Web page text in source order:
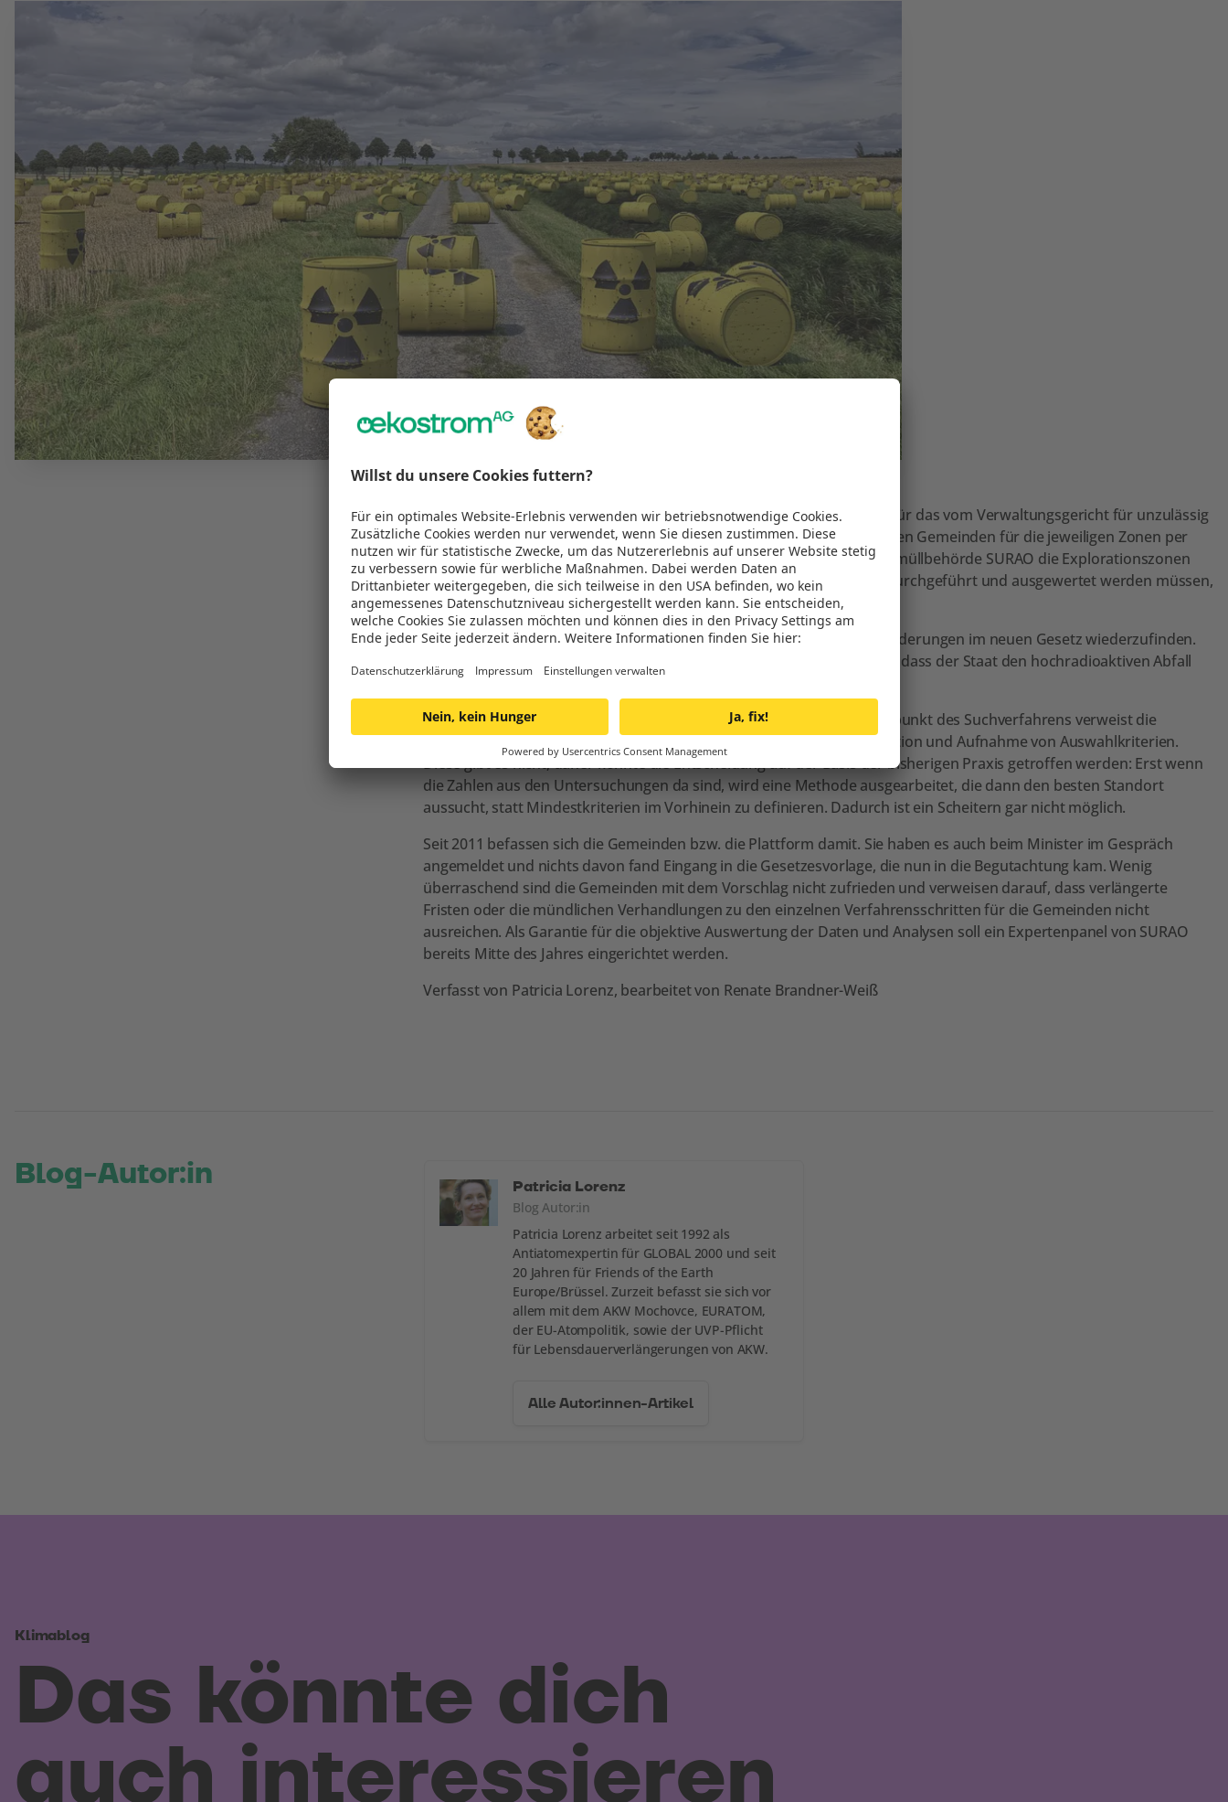
Dieser Gesetzesvorschlag wurde vom MPO-Vertreter auch als Ersatz für das vom Verwaltungsgericht für unzulässig
erklärte Veto bezeichnet. Unter Anreize fallen nur die Gebühren, die den Gemeinden für die jeweiligen Zonen per
Gesetz zukommen werden. Bereits im Frühjahr werden von der Atommüllbehörde SURAO die Explorationszonen
beantragt werden. Die Zeit drängt, da aufwändige Tiefenbohrungen durchgeführt und ausgewertet werden müssen,
um die nun auf 2028 vorverlegte Entscheidung treffen zu können.
Die Gemeinden verlangen weiterhin, angehört zu werden und ihre Forderungen im neuen Gesetz wiederzufinden.
Sie betonen ihre Verhandlungsbereitschaft und ihr Verständnis dafür, dass der Staat den hochradioaktiven Abfall
bzw. abgebrannte Brennstäbe irgendwo lagern müsse.
Jedoch auf einen auch weiterhin bestehenden gravierenden Schwachpunkt des Suchverfahrens verweist die
Forderung der Gemeinden und der Plattform: Sie verlangen die Definition und Aufnahme von Auswahlkriterien.
Diese gibt es nicht, daher könnte die Entscheidung auf der Basis der bisherigen Praxis getroffen werden: Erst wenn
die Zahlen aus den Untersuchungen da sind, wird eine Methode ausgearbeitet, die dann den besten Standort
aussucht, statt Mindestkriterien im Vorhinein zu definieren. Dadurch ist ein Scheitern gar nicht möglich.
Seit 2011 befassen sich die Gemeinden bzw. die Plattform damit. Sie haben es auch beim Minister im Gespräch
angemeldet und nichts davon fand Eingang in die Gesetzesvorlage, die nun in die Begutachtung kam. Wenig
überraschend sind die Gemeinden mit dem Vorschlag nicht zufrieden und verweisen darauf, dass verlängerte
Fristen oder die mündlichen Verhandlungen zu den einzelnen Verfahrensschritten für die Gemeinden nicht
ausreichen. Als Garantie für die objektive Auswertung der Daten und Analysen soll ein Expertenpanel von SURAO
bereits Mitte des Jahres eingerichtet werden.
Verfasst von Patricia Lorenz, bearbeitet von Renate Brandner-Weiß
Blog-Autor:in Patricia Lorenz
Blog Autor:in
Patricia Lorenz arbeitet seit 1992 als
Antiatomexpertin für GLOBAL 2000 und seit
20 Jahren für Friends of the Earth
Europe/Brüssel. Zurzeit befasst sie sich vor
allem mit dem AKW Mochovce, EURATOM,
der EU-Atompolitik, sowie der UVP-Pflicht
für Lebensdauerverlängerungen von AKW.
Alle Autor:innen-Artikel
Klimablog
Das könnte dich
auch interessieren